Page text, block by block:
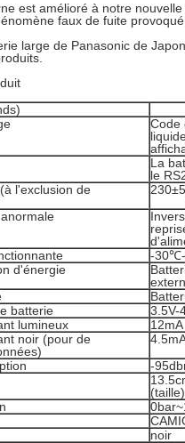
est amélioré à notre
faux de fuite
large de Panasonic de
Code
La
le
l'exclusion de
-
d'énergie
batterie
3.5V-
lumineux
12mA
noir (pour de
-
(taille)
noir